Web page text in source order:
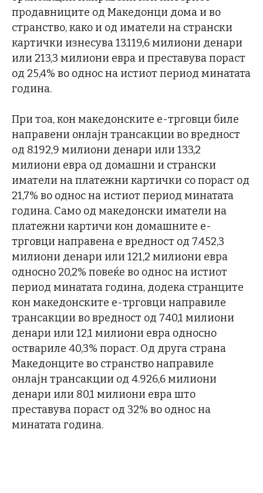
продавниците од Македонци дома и во
странство, како и од иматели на странски
картички изнесува 13.119,6 милиони денари
или 213,3 милиони евра и преставува пораст
од 25,4% во однос на истиот период минатата
година.
При тоа, кон македонските е-трговци биле
направени онлајн трансакции во вредност
од 8.192,9 милиони денари или 133,2
милиони евра од домашни и странски
иматели на платежни картички со пораст од
21,7% во однос на истиот период минатата
година. Само од македонски иматели на
платежни картичи кон домашните е-
трговци направена е вредност од 7.452,3
милиони денари или 121,2 милиони евра
односно 20,2% повеќе во однос на истиот
период минатата година, додека странците
кон македонските е-трговци направиле
трансакции во вредност од 740,1 милиони
денари или 12,1 милиони евра односно
оствариле 40,3% пораст. Од друга страна
Македонците во странство направиле
онлајн трансакции од 4.926,6 милиони
денари или 80,1 милиони евра што
преставува пораст од 32% во однос на
минатата година.